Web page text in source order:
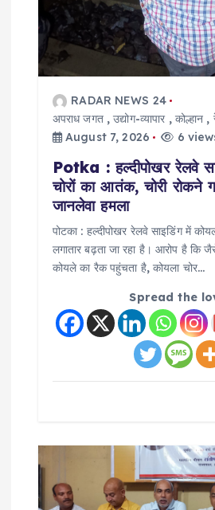
RADAR NEWS 24
अपराध जगत,उद्योग-व्यापार , कोल्हान ,
August 7, 2026
6
Potka : हल्दीपोखर रेलवे
चोरों का आतंक, चोरी रोकने
जानलेवा हमला
पोटका : हल्दीपोखर रेलवे साइडिंग में
लगातार बढ़ता जा रहा है। आरोप है कि
कोयले का रैक पहुंचता है, कोयला चोर…
Spread the